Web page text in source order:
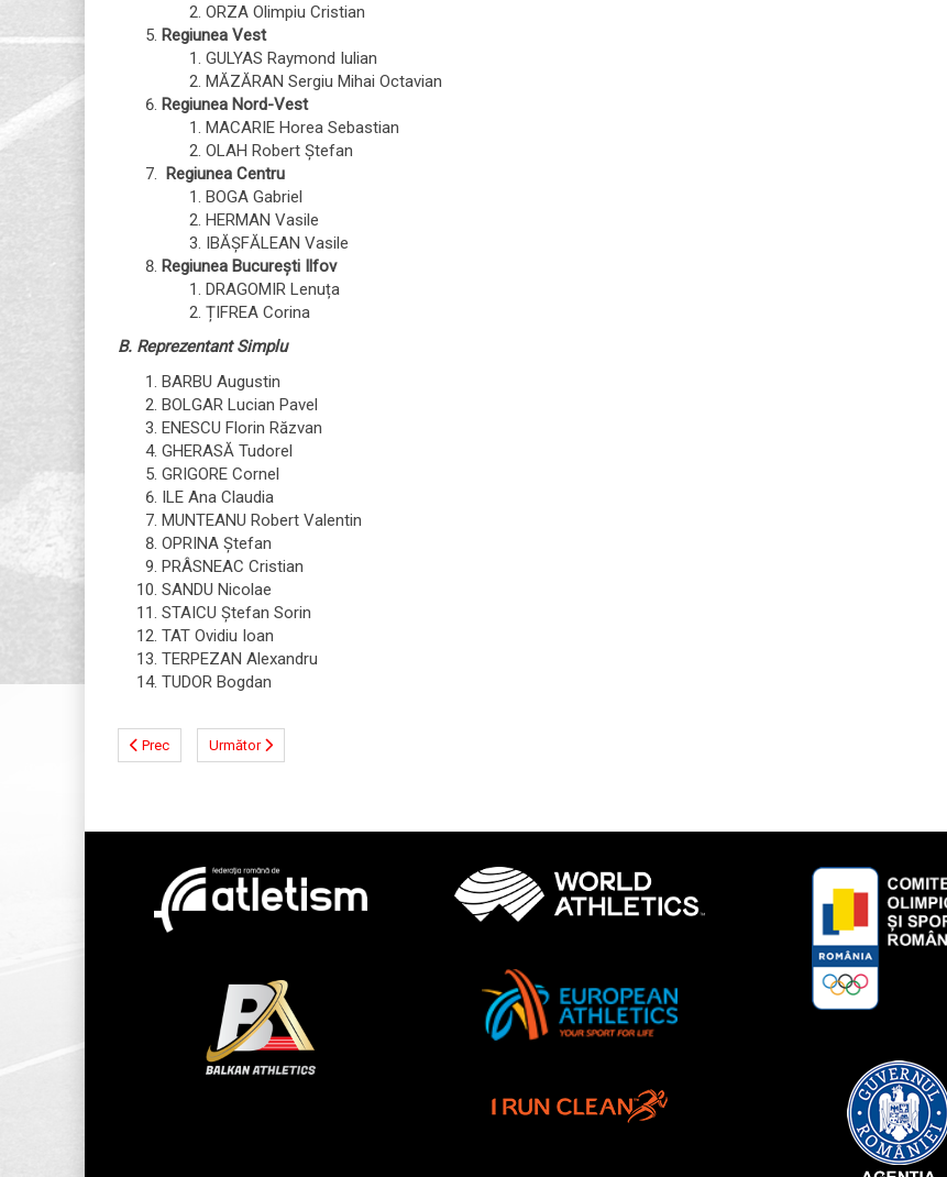
ORZA Olimpiu Cristian
Regiunea Vest
GULYAS Raymond Iulian
MĂZĂRAN Sergiu Mihai Octavian
Regiunea Nord-Vest
MACARIE Horea Sebastian
OLAH Robert Ștefan
Regiunea Centru
BOGA Gabriel
HERMAN Vasile
IBĂȘFĂLEAN Vasile
Regiunea București Ilfov
DRAGOMIR Lenuța
ȚIFREA Corina
B. Reprezentant Simplu
BARBU Augustin
BOLGAR Lucian Pavel
ENESCU Florin Răzvan
GHERASĂ Tudorel
GRIGORE Cornel
ILE Ana Claudia
MUNTEANU Robert Valentin
OPRINA Ștefan
PRÂSNEAC Cristian
SANDU Nicolae
STAICU Ștefan Sorin
TAT Ovidiu Ioan
TERPEZAN Alexandru
TUDOR Bogdan
Prec Următor